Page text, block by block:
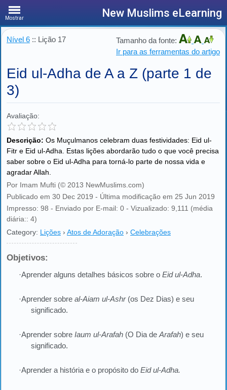
Mostrar New Muslims eLearning
Nível 6 :: Lição 17
Tamanho da fonte:
Ir para as ferramentas do artigo
Eid ul-Adha de A a Z (parte 1 de
3)
Avaliação:
Descrição: Os Muçulmanos celebram duas festividades: Eid ul-
Fitr e Eid ul-Adha. Estas lições abordarão tudo o que você precisa
saber sobre o Eid ul-Adha para torná-lo parte de nossa vida e
agradar Allah.
Por Imam Mufti (© 2013 NewMuslims.com)
Publicado em 30 Dec 2019 - Última modificação em 25 Jun 2019
Impresso: 98 - Enviado por E-mail: 0 - Vizualizado: 9,111 (média
diária:: 4)
Category: Lições › Atos de Adoração › Celebrações
Objetivos:
·Aprender alguns detalhes básicos sobre o Eid ul-Adha.
·Aprender sobre al-Aiam ul-Ashr(os Dez Dias) e seu
significado.
·Aprender sobre Iaum ul-Arafah (O Dia de Arafah) e seu
significado.
·Aprender a história e o propósito do Eid ul-Adha.